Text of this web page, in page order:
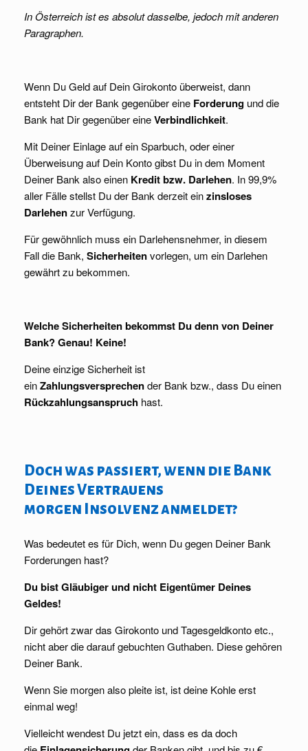
In Österreich ist es absolut dasselbe, jedoch mit anderen
Paragraphen.
Wenn Du Geld auf Dein Girokonto überweist, dann
entsteht Dir der Bank gegenüber eine Forderung und die
Bank hat Dir gegenüber eineVerbindlichkeit.
Mit Deiner Einlage auf ein Sparbuch, oder einer
Überweisung auf Dein Konto gibst Du in dem Moment
Deiner Bank also einen Kredit bzw. Darlehen. In 99,9%
aller Fälle stellst Du der Bank derzeit einzinsloses
Darlehenzur Verfügung.
Für gewöhnlich muss ein Darlehensnehmer, in diesem
Fall die Bank, Sicherheitenvorlegen, um ein Darlehen
gewährt zu bekommen.
Welche Sicherheiten bekommst Du denn von Deiner
Bank? Genau! Keine!
Deine einzige Sicherheit ist
einZahlungsversprechender Bank bzw., dass Du einen
Rückzahlungsanspruch hast.
Doch was passiert, wenn die Bank
Deines Vertrauens
morgen Insolvenz anmeldet?
Was bedeutet es für Dich, wenn Du gegen Deiner Bank
Forderungen hast?
Du bist Gläubiger und nicht Eigentümer Deines
Geldes!
Dir gehört zwar das Girokonto und Tagesgeldkonto etc.,
nicht aber die darauf gebuchten Guthaben. Diese gehören
Deiner Bank.
Wenn Sie morgen also pleite ist, ist deine Kohle erst
einmal weg!
Vielleicht wendest Du jetzt ein, dass es da doch